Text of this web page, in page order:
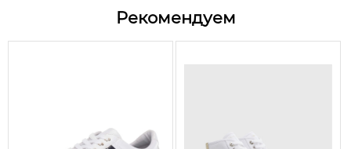
Весна/Лето/Осень
Материал подкладки
Рекомендуем